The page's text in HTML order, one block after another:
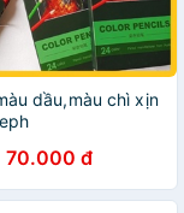
dầu,màu chì xịn
70.000 đ